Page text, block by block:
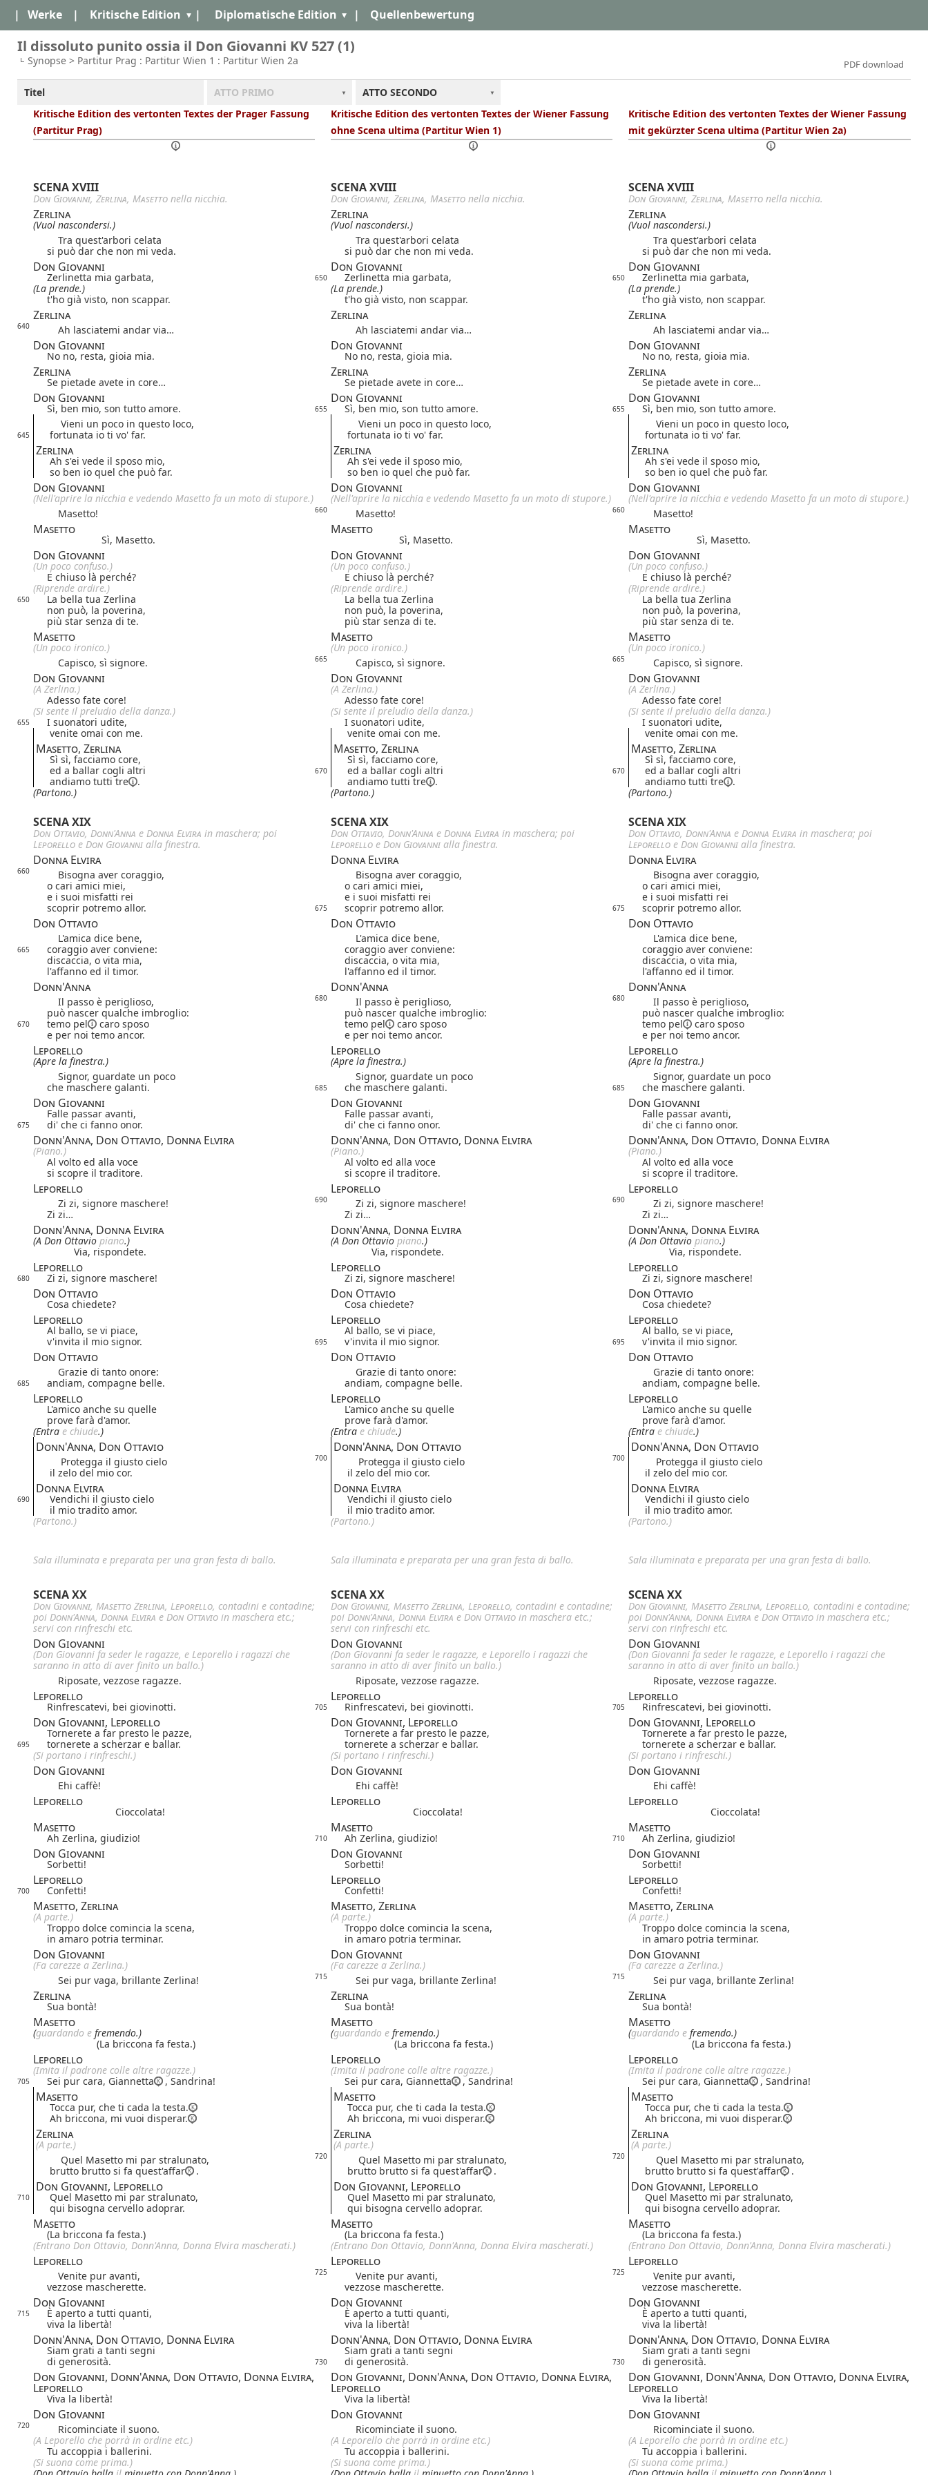
| Werke | Kritische Edition | Diplomatische Edition | Quellenbewertung
Il dissoluto punito ossia il Don Giovanni KV 527 (1)
Synopse > Partitur Prag : Partitur Wien 1 : Partitur Wien 2a PDF download
Titel ATTO PRIMO
ATTO SECONDO
Kritische Edition des vertonten Textes der Prager Fassung
(Partitur Prag)
Kritische Edition des vertonten Textes der Wiener Fassung
ohne Scena ultima (Partitur Wien 1)
Kritische Edition des vertonten Textes der Wiener Fassung
mit gekürzter Scena ultima (Partitur Wien 2a)
SCENA XVIII SCENA XVIII SCENA XVIII
Don Giovanni, Zerlina, Masetto nella nicchia. Don Giovanni, Zerlina, Masetto nella nicchia. Don Giovanni, Zerlina, Masetto nella nicchia.
Zerlina Zerlina Zerlina
(Vuol nascondersi.) (Vuol nascondersi.)
(Vuol nascondersi.)
Tra quest'arbori celata
Tra quest'arbori celata
Tra quest'arbori celata
si può dar che non mi veda.
si può dar che non mi veda. si può dar che non mi veda.
Don Giovanni Don Giovanni Don Giovanni
Zerlinetta mia garbata, 650 Zerlinetta mia garbata, 650
Zerlinetta mia garbata,
(La prende.)
(La prende.)
(La prende.)
t'ho già visto, non scappar.
t'ho già visto, non scappar. t'ho già visto, non scappar.
Zerlina Zerlina Zerlina
640 Ah lasciatemi andar via… Ah lasciatemi andar via… Ah lasciatemi andar via…
Don Giovanni Don Giovanni Don Giovanni
No no, resta, gioia mia. No no, resta, gioia mia. No no, resta, gioia mia.
Zerlina Zerlina Zerlina
Se pietade avete in core… Se pietade avete in core… Se pietade avete in core…
Don Giovanni Don Giovanni Don Giovanni
Sì, ben mio, son tutto amore. 655 Sì, ben mio, son tutto amore. 655
Sì, ben mio, son tutto amore.
Vieni un poco in questo loco,
Vieni un poco in questo loco, Vieni un poco in questo loco,
645 fortunata io ti vo' far. fortunata io ti vo' far. fortunata io ti vo' far.
Zerlina Zerlina Zerlina
Ah s'ei vede il sposo mio, Ah s'ei vede il sposo mio,
Ah s'ei vede il sposo mio,
so ben io quel che può far.
so ben io quel che può far. so ben io quel che può far.
Don Giovanni Don Giovanni Don Giovanni
(Nell'aprire la nicchia e vedendo Masetto fa un moto di stupore.) (Nell'aprire la nicchia e vedendo Masetto fa un moto di stupore.)
(Nell'aprire la nicchia e vedendo Masetto fa un moto di stupore.)
Masetto!
660 Masetto! 660 Masetto!
Masetto Masetto Masetto
Sì, Masetto. Sì, Masetto. Sì, Masetto.
Don Giovanni Don Giovanni Don Giovanni
(Un poco confuso.) (Un poco confuso.)
(Un poco confuso.)
E chiuso là perché?
E chiuso là perché?
E chiuso là perché?
(Riprende ardire.)
(Riprende ardire.) (Riprende ardire.)
650 La bella tua Zerlina La bella tua Zerlina
La bella tua Zerlina
non può, la poverina,
non può, la poverina,
non può, la poverina,
più star senza di te.
più star senza di te. più star senza di te.
Masetto Masetto Masetto
(Un poco ironico.) (Un poco ironico.)
(Un poco ironico.)
Capisco, sì signore.
665 Capisco, sì signore. 665 Capisco, sì signore.
Don Giovanni Don Giovanni Don Giovanni
(A Zerlina.) (A Zerlina.)
(A Zerlina.)
Adesso fate core!
Adesso fate core!
Adesso fate core!
(Si sente il preludio della danza.)
(Si sente il preludio della danza.) (Si sente il preludio della danza.)
655 I suonatori udite, I suonatori udite,
I suonatori udite,
venite omai con me.
venite omai con me. venite omai con me.
Masetto, Zerlina Masetto, Zerlina Masetto, Zerlina
Sì sì, facciamo core, Sì sì, facciamo core,
Sì sì, facciamo core,
ed a ballar cogli altri
670 ed a ballar cogli altri 670
ed a ballar cogli altri
andiamo tutti tre . andiamo tutti tre . andiamo tutti tre
.
(Partono.)
(Partono.) (Partono.)
SCENA XIX SCENA XIX SCENA XIX
Don Ottavio, Donn'Anna e Donna Elvira in maschera; poi
Leporello e Don Giovanni alla finestra.
Don Ottavio, Donn'Anna e Donna Elvira in maschera; poi
Leporello e Don Giovanni alla finestra.
Don Ottavio, Donn'Anna e Donna Elvira in maschera; poi
Leporello e Don Giovanni alla finestra.
Donna Elvira Donna Elvira Donna Elvira
660 Bisogna aver coraggio, Bisogna aver coraggio,
Bisogna aver coraggio,
o cari amici miei,
o cari amici miei,
o cari amici miei,
e i suoi misfatti rei
e i suoi misfatti rei
e i suoi misfatti rei
scoprir potremo allor.
675 scoprir potremo allor. 675 scoprir potremo allor.
Don Ottavio Don Ottavio Don Ottavio
L'amica dice bene, L'amica dice bene, L'amica dice bene,
665 coraggio aver conviene: coraggio aver conviene:
coraggio aver conviene:
discaccia, o vita mia,
discaccia, o vita mia,
discaccia, o vita mia,
l'affanno ed il timor.
l'affanno ed il timor. l'affanno ed il timor.
Donn'Anna Donn'Anna Donn'Anna
Il passo è periglioso, 680 Il passo è periglioso, 680
Il passo è periglioso,
può nascer qualche imbroglio:
può nascer qualche imbroglio: può nascer qualche imbroglio:
670 temo pel caro sposo temo pel caro sposo temo pel
caro sposo
e per noi temo ancor.
e per noi temo ancor. e per noi temo ancor.
Leporello Leporello Leporello
(Apre la finestra.) (Apre la finestra.)
(Apre la finestra.)
Signor, guardate un poco
Signor, guardate un poco
Signor, guardate un poco
che maschere galanti.
685 che maschere galanti. 685 che maschere galanti.
Don Giovanni Don Giovanni Don Giovanni
Falle passar avanti, Falle passar avanti, Falle passar avanti,
675 di' che ci fanno onor. di' che ci fanno onor. di' che ci fanno onor.
Donn'Anna, Don Ottavio, Donna Elvira Donn'Anna, Don Ottavio, Donna Elvira Donn'Anna, Don Ottavio, Donna Elvira
(Piano.) (Piano.)
(Piano.)
Al volto ed alla voce
Al volto ed alla voce
Al volto ed alla voce
si scopre il traditore.
si scopre il traditore. si scopre il traditore.
Leporello Leporello Leporello
Zi zi, signore maschere! 690 Zi zi, signore maschere! 690
Zi zi, signore maschere!
Zi zi…
Zi zi… Zi zi…
Donn'Anna, Donna Elvira Donn'Anna, Donna Elvira Donn'Anna, Donna Elvira
(A Don Ottavio piano.) (A Don Ottavio piano.) (A Don Ottavio piano.)
Via, rispondete.
Via, rispondete. Via, rispondete.
Leporello Leporello Leporello
680 Zi zi, signore maschere! Zi zi, signore maschere! Zi zi, signore maschere!
Don Ottavio Don Ottavio Don Ottavio
Cosa chiedete? Cosa chiedete? Cosa chiedete?
Leporello Leporello Leporello
Al ballo, se vi piace, Al ballo, se vi piace,
Al ballo, se vi piace,
v'invita il mio signor.
695 v'invita il mio signor. 695 v'invita il mio signor.
Don Ottavio Don Ottavio Don Ottavio
Grazie di tanto onore: Grazie di tanto onore: Grazie di tanto onore:
685 andiam, compagne belle. andiam, compagne belle. andiam, compagne belle.
Leporello Leporello Leporello
L'amico anche su quelle L'amico anche su quelle
L'amico anche su quelle
prove farà d'amor.
prove farà d'amor.
prove farà d'amor.
(Entra e chiude.) (Entra e chiude.) (Entra e chiude.)
Donn'Anna, Don Ottavio Donn'Anna, Don Ottavio Donn'Anna, Don Ottavio
Protegga il giusto cielo 700 Protegga il giusto cielo 700
Protegga il giusto cielo
il zelo del mio cor.
il zelo del mio cor. il zelo del mio cor.
Donna Elvira Donna Elvira Donna Elvira
690 Vendichi il giusto cielo Vendichi il giusto cielo
Vendichi il giusto cielo
il mio tradito amor.
il mio tradito amor.
il mio tradito amor.
(Partono.)
(Partono.) (Partono.)
Sala illuminata e preparata per una gran festa di ballo. Sala illuminata e preparata per una gran festa di ballo. Sala illuminata e preparata per una gran festa di ballo.
SCENA XX SCENA XX SCENA XX
Don Giovanni, Masetto Zerlina, Leporello, contadini e contadine;
poi Donn'Anna, Donna Elvira e Don Ottavio in maschera etc.;
servi con rinfreschi etc.
Don Giovanni, Masetto Zerlina, Leporello, contadini e contadine;
poi Donn'Anna, Donna Elvira e Don Ottavio in maschera etc.;
servi con rinfreschi etc.
Don Giovanni, Masetto Zerlina, Leporello, contadini e contadine;
poi Donn'Anna, Donna Elvira e Don Ottavio in maschera etc.;
servi con rinfreschi etc.
Don Giovanni Don Giovanni Don Giovanni
(Don Giovanni fa seder le ragazze, e Leporello i ragazzi che
saranno in atto di aver finito un ballo.)
(Don Giovanni fa seder le ragazze, e Leporello i ragazzi che
saranno in atto di aver finito un ballo.)
(Don Giovanni fa seder le ragazze, e Leporello i ragazzi che
saranno in atto di aver finito un ballo.)
Riposate, vezzose ragazze.
Riposate, vezzose ragazze. Riposate, vezzose ragazze.
Leporello Leporello Leporello
Rinfrescatevi, bei giovinotti. 705 Rinfrescatevi, bei giovinotti. 705 Rinfrescatevi, bei giovinotti.
Don Giovanni, Leporello Don Giovanni, Leporello Don Giovanni, Leporello
Tornerete a far presto le pazze, Tornerete a far presto le pazze, Tornerete a far presto le pazze,
695 tornerete a scherzar e ballar. tornerete a scherzar e ballar.
tornerete a scherzar e ballar.
(Si portano i rinfreschi.)
(Si portano i rinfreschi.) (Si portano i rinfreschi.)
Don Giovanni Don Giovanni Don Giovanni
Ehi caffè! Ehi caffè! Ehi caffè!
Leporello Leporello Leporello
Cioccolata! Cioccolata! Cioccolata!
Masetto Masetto Masetto
Ah Zerlina, giudizio! 710 Ah Zerlina, giudizio! 710 Ah Zerlina, giudizio!
Don Giovanni Don Giovanni Don Giovanni
Sorbetti! Sorbetti! Sorbetti!
Leporello Leporello Leporello
700 Confetti! Confetti! Confetti!
Masetto, Zerlina Masetto, Zerlina Masetto, Zerlina
(A parte.) (A parte.)
(A parte.)
Troppo dolce comincia la scena,
Troppo dolce comincia la scena,
Troppo dolce comincia la scena,
in amaro potria terminar.
in amaro potria terminar. in amaro potria terminar.
Don Giovanni Don Giovanni Don Giovanni
(Fa carezze a Zerlina.) (Fa carezze a Zerlina.)
(Fa carezze a Zerlina.)
Sei pur vaga, brillante Zerlina!
715 Sei pur vaga, brillante Zerlina! 715 Sei pur vaga, brillante Zerlina!
Zerlina Zerlina Zerlina
Sua bontà! Sua bontà! Sua bontà!
Masetto Masetto Masetto
(guardando e fremendo.) (guardando e fremendo.) (guardando e fremendo.)
(La briccona fa festa.)
(La briccona fa festa.) (La briccona fa festa.)
Leporello Leporello Leporello
(Imita il padrone colle altre ragazze.) (Imita il padrone colle altre ragazze.) (Imita il padrone colle altre ragazze.)
705 Sei pur cara, Giannetta , Sandrina! Sei pur cara, Giannetta , Sandrina! Sei pur cara, Giannetta , Sandrina!
Masetto Masetto Masetto
Tocca pur, che ti cada la testa. Tocca pur, che ti cada la testa.
Tocca pur, che ti cada la testa.
Ah briccona, mi vuoi disperar.
Ah briccona, mi vuoi disperar. Ah briccona, mi vuoi disperar.
Zerlina Zerlina Zerlina
(A parte.) (A parte.)
(A parte.)
Quel Masetto mi par stralunato,
720 Quel Masetto mi par stralunato, 720
Quel Masetto mi par stralunato,
brutto brutto si fa quest'affar
. brutto brutto si fa quest'affar . brutto brutto si fa quest'affar .
Don Giovanni, Leporello Don Giovanni, Leporello Don Giovanni, Leporello
710 Quel Masetto mi par stralunato, Quel Masetto mi par stralunato,
Quel Masetto mi par stralunato,
qui bisogna cervello adoprar.
qui bisogna cervello adoprar. qui bisogna cervello adoprar.
Masetto Masetto Masetto
(La briccona fa festa.) (La briccona fa festa.)
(La briccona fa festa.)
(Entrano Don Ottavio, Donn'Anna, Donna Elvira mascherati.)
(Entrano Don Ottavio, Donn'Anna, Donna Elvira mascherati.) (Entrano Don Ottavio, Donn'Anna, Donna Elvira mascherati.)
Leporello Leporello Leporello
Venite pur avanti, 725 Venite pur avanti, 725
Venite pur avanti,
vezzose mascherette.
vezzose mascherette. vezzose mascherette.
Don Giovanni Don Giovanni Don Giovanni
715 È aperto a tutti quanti, È aperto a tutti quanti,
È aperto a tutti quanti,
viva la libertà!
viva la libertà! viva la libertà!
Donn'Anna, Don Ottavio, Donna Elvira Donn'Anna, Don Ottavio, Donna Elvira Donn'Anna, Don Ottavio, Donna Elvira
Siam grati a tanti segni Siam grati a tanti segni
Siam grati a tanti segni
di generosità.
730 di generosità. 730 di generosità.
Don Giovanni, Donn'Anna, Don Ottavio, Donna Elvira,
Leporello
Don Giovanni, Donn'Anna, Don Ottavio, Donna Elvira,
Leporello
Don Giovanni, Donn'Anna, Don Ottavio, Donna Elvira,
Leporello
Viva la libertà! Viva la libertà! Viva la libertà!
Don Giovanni Don Giovanni Don Giovanni
720 Ricominciate il suono. Ricominciate il suono.
Ricominciate il suono.
(A Leporello che porrà in ordine etc.)
(A Leporello che porrà in ordine etc.)
(A Leporello che porrà in ordine etc.)
Tu accoppia i ballerini.
Tu accoppia i ballerini.
Tu accoppia i ballerini.
(Si suona come prima.)
(Si suona come prima.)
(Si suona come prima.)